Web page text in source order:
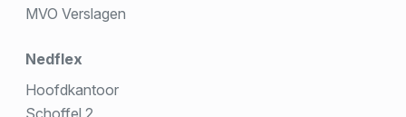
MVO Verslagen
Nedflex
Hoofdkantoor
Schoffel 2,